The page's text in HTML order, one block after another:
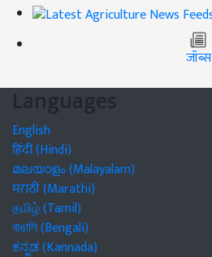
जॉब्स
Languages
English
हिंदी (Hindi)
മലയാളം (Malayalam)
मराठी (Marathi)
தமிழ் (Tamil)
বাঙালি (Bengali)
ಕನ್ನಡ (Kannada)